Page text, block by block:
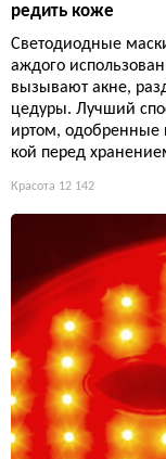
редить коже
Светодиодные
аждого
вызывают акне,
цедуры. Лучший
иртом, одобренные
кой перед
Красота 12 142